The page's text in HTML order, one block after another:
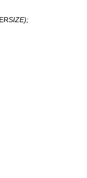
SIZE);